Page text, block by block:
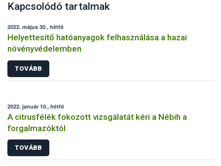
Kapcsolódó tartalmak
2022. május 30., hétfő
Helyettesítő hatóanyagok felhasználása a hazai
növényvédelemben
TOVÁBB
2022. január 10., hétfő
A citrusfélék fokozott vizsgálatát kéri a Nébih a
forgalmazóktól
TOVÁBB